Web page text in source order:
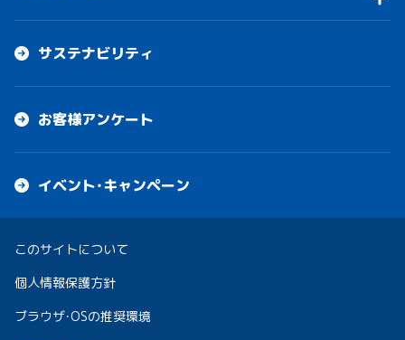
サステナビリティ
お客様アンケート
イベント・キャンペーン
このサイトについて
個人情報保護方針
ブラウザ・OSの推奨環境